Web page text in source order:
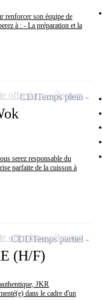
renforcer son équipe de
à : - La préparation et la
serez responsable du
parfaite de la cuisson à
CDITemps plein
offre à ma sélection
(H/F)
JKR
dans le cadre d'un
CDDTemps partiel
offre à ma sélection